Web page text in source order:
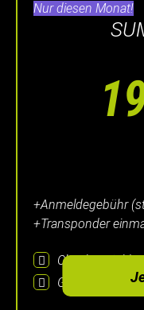
Nur diesen Monat!
+Anmeldegebühr
+Transponder
Check-up
Getränke-Flat